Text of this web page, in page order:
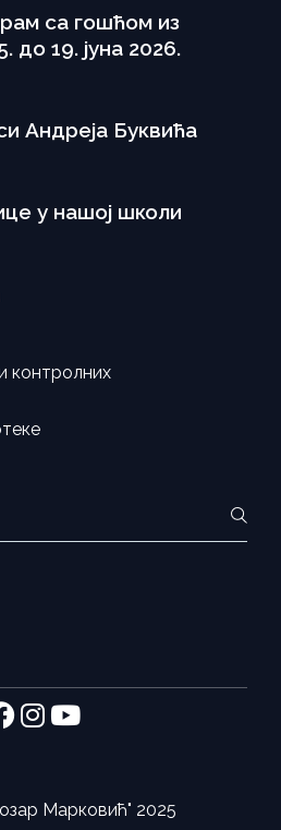
са гошћом из
до 19. јуна 2026.
Андреја Буквића
у нашој школи
контролних
Марковић" 2025